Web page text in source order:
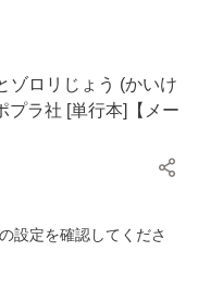
ゾロリじょう (かいけ
プラ社 [単行本]【メー
設定を確認してくださ